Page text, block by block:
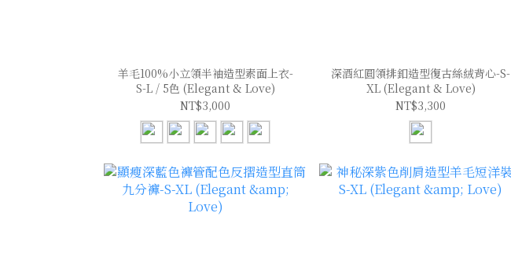
羊毛100%小立領半袖造型素面上衣-
S-L / 5色 (Elegant & Love)
NT$3,000
深酒紅圓領排釦造型復古絲絨背心-S-
XL (Elegant & Love)
NT$3,300